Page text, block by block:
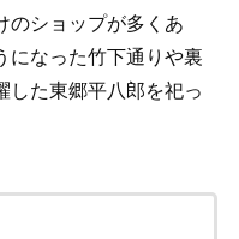
のショップが多くあ
になった竹下通りや裏
した東郷平八郎を祀っ